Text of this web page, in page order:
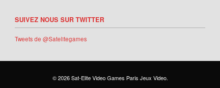
SUIVEZ NOUS SUR TWITTER
Tweets de @Satelitegames
© 2026Sat-Elite Video Games Paris Jeux Video.